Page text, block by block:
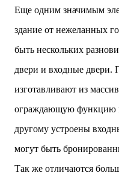
Еще одним значимым
здание от нежеланных
быть нескольких
двери и входные
изготавливают из
ограждающую функцию
другому устроены
могут быть
Так же отличаются